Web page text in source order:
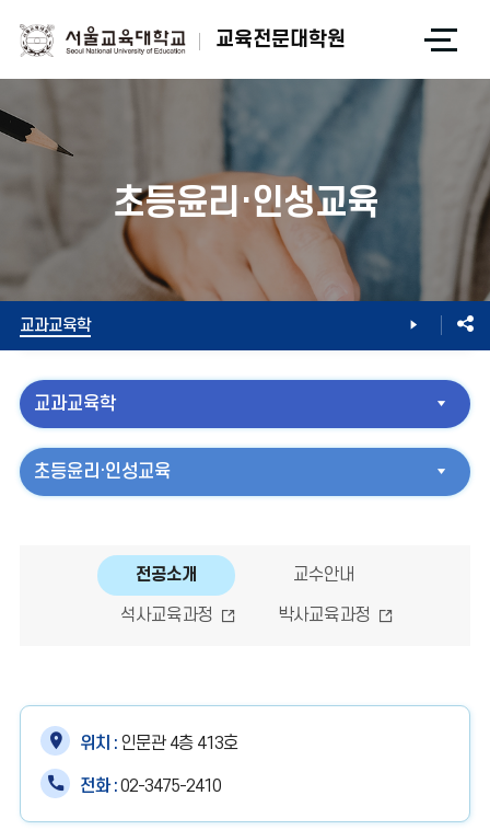
교육전문대학원
체
초등윤리·인성교육
전공 및 교육과정
전공과정소개
교과교육학
교과교육학
초등윤리·인성교육
전공소개 교수안내
석사교육과정 박사교육과정
위치 : 인문관 4층 413호
전화 :02-3475-2410